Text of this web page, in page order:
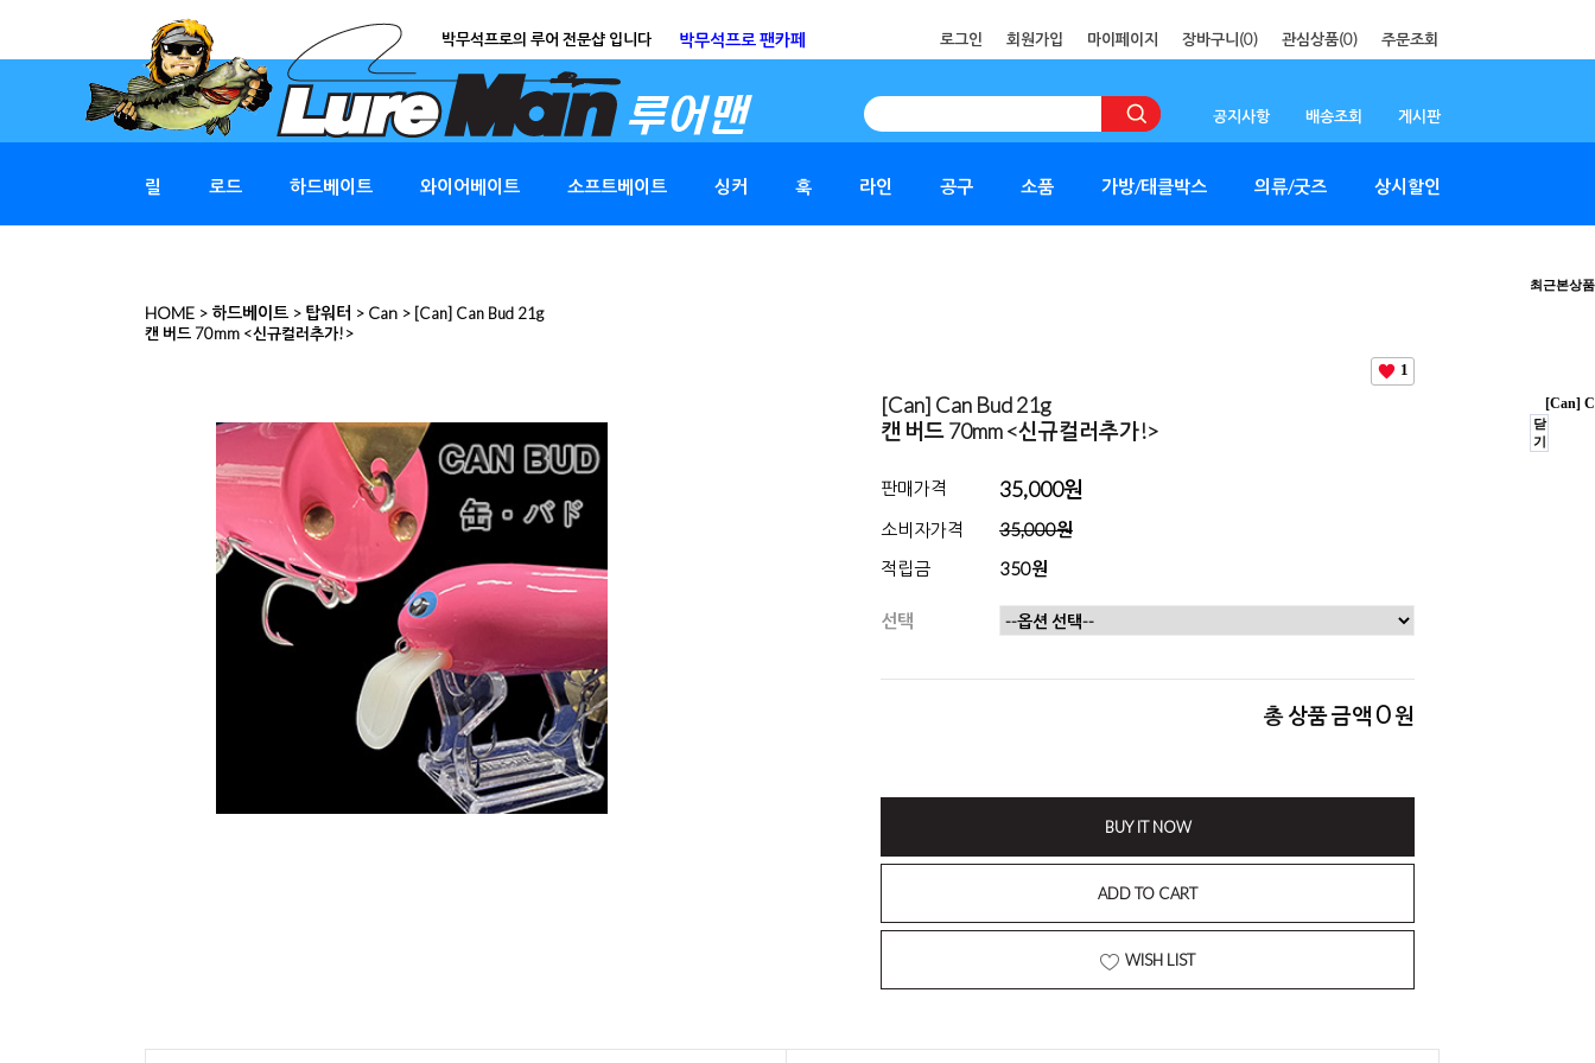
박무석프로의 루어 전문샵 입니다 박무석프로 팬카페 로그인 회원가입 마이페이지 장바구니(0) 관심상품(0) 주문조회
공지사항 배송조회 게시판
릴 로드 하드베이트 와이어베이트 소프트베이트 싱커 훅 라인 공구 소품 가방/태클박스 의류/굿즈 상시할인
최근본상품
[Can]
닫
기
HOME > 하드베이트 > 탑워터 > Can > [Can] Can Bud 21g
캔 버드 70mm <신규컬러추가!>
1
[Can] Can Bud 21g
캔 버드 70mm<신규컬러추가!>
판매가격 35,000원
소비자가격
35,000원
적립금
350원
선택
총 상품 금액0원
BUY IT NOW
ADD TO CART
WISH LIST